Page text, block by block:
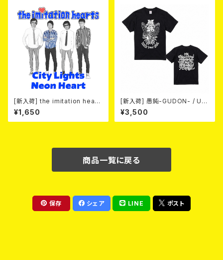
予定！
[新入荷] the imitation heart
s / City Lights Neon Heart
(7"EP)
¥1,650
[新入荷] 愚鈍-GUDON- / US
TOUR 2026 T-shirt
¥3,500
商品一覧に戻る
保存 シェア LINE ポスト